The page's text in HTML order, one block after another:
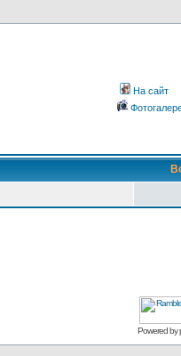
На сайт
Powered by